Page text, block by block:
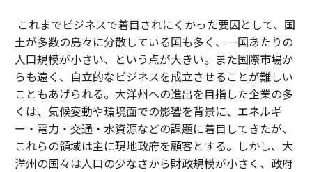
これまでビジネスで着目されにくかった要因として、国
土が多数の島々に分散している国も多く、一国あたりの
人口規模が小さい、という点が大きい。また国際市場か
らも遠く、自立的なビジネスを成立させることが難しい
こともあげられる。大洋州への進出を目指した企業の多
くは、気候変動や環境面での影響を背景に、エネルギ
ー・電力・交通・水資源などの課題に着目してきたが、
これらの領域は主に現地政府を顧客とする。しかし、大
洋州の国々は人口の少なさから財政規模が小さく、政府